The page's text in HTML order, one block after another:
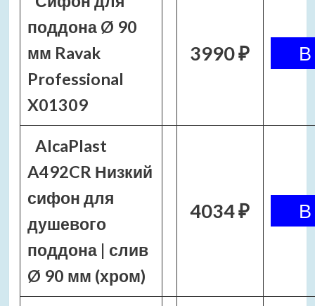
поддона Ø 90
мм Ravak
Professional
X01309
3990 ₽
AlcaPlast
A492CR Низкий
сифон для
душевого
поддона | слив
Ø 90 мм (хром)
4034 ₽